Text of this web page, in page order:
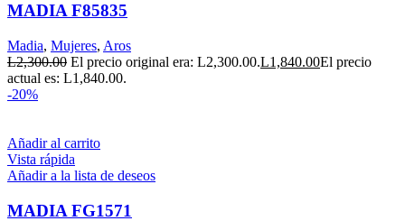
MADIA F85835
Madia, Mujeres, Aros
L2,300.00 El precio original era: L2,300.00.L1,840.00El precio
actual es: L1,840.00.
-20%
Añadir al carrito
Vista rápida
Añadir a la lista de deseos
MADIA FG1571